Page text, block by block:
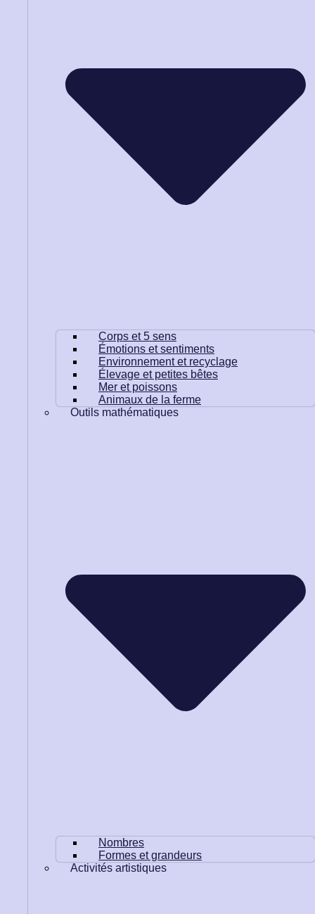
Corps et 5 sens
Émotions et sentiments
Environnement et recyclage
Élevage et petites bêtes
Mer et poissons
Animaux de la ferme
Outils mathématiques
Nombres
Formes et grandeurs
Activités artistiques